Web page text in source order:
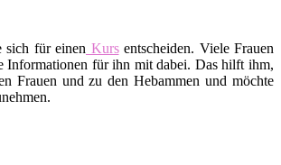
sich für einen Kursentscheiden. Viele Frauen
Informationen für ihn mit dabei. Das hilft ihm,
Frauen und zu den Hebammen und möchte